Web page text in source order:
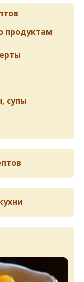
продуктам
супы